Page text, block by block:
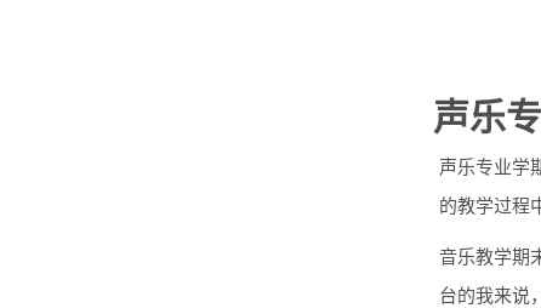
声乐
声乐专业学
的教学过程
音乐教学期
台的我来说